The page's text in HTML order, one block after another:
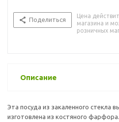
Поделиться
Цена
магазина и
розничных
Описание
Эта посуда из закаленного стекла
изготовлена из костяного